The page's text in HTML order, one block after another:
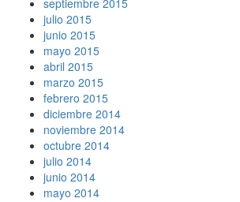
septiembre 2015
julio 2015
junio 2015
mayo 2015
abril 2015
marzo 2015
febrero 2015
diciembre 2014
noviembre 2014
octubre 2014
julio 2014
junio 2014
mayo 2014